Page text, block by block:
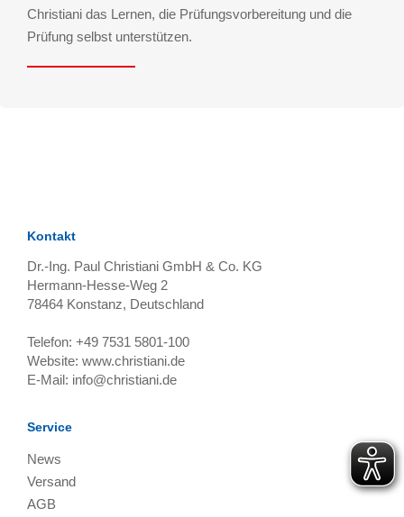
Christiani das Lernen, die Prüfungsvorbereitung und die
Prüfung selbst unterstützen.
Kontakt
Dr.-Ing. Paul Christiani GmbH & Co. KG
Hermann-Hesse-Weg 2
78464 Konstanz, Deutschland
Telefon: +49 7531 5801-100
Website: www.christiani.de
E-Mail: info@christiani.de
Service
News
Versand
AGB